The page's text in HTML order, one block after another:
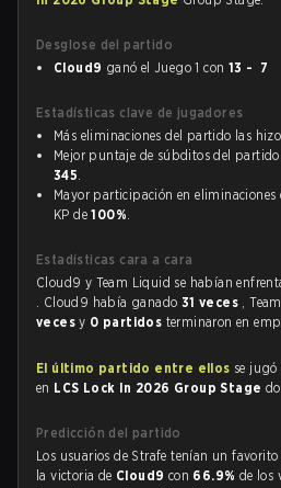
Desglose del partido
Cloud9 ganó el Juego 1 con 13 - 7
Estadísticas clave de jugadores
Más eliminaciones del partido las hizo
Mejor puntaje de súbditos del
345.
Mayor participación en
KP de100%.
Estadísticas cara a cara
Cloud9 y Team Liquid se habían
. Cloud9 había ganado 31 veces ,
vecesy 0 partidos terminaron en
El último partido entre ellos se
en LCS Lock In 2026 Group Stage
Predicción del partido
Los usuarios de Strafe tenían un
la victoria de Cloud9 con 66.9% de los